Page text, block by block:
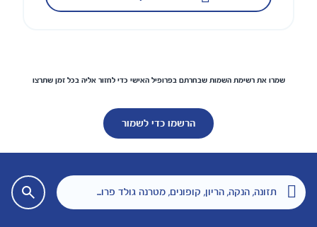
שמרו את רשימת השמות שבחרתם בפרופיל האישי כדי לחזור אליה בכל זמן שתרצו
הרשמו כדי לשמור